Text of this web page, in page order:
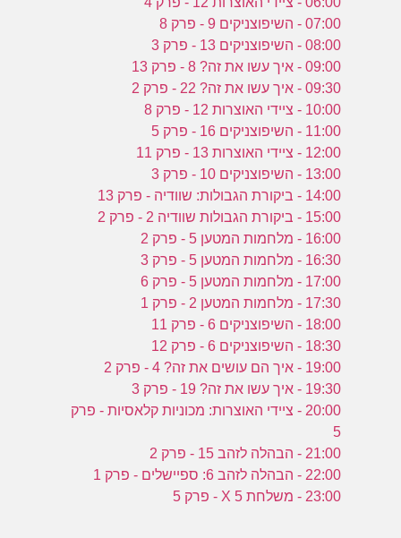
07:00 - השיפוצניקים 9 - פרק 8
08:00 - השיפוצניקים 13 - פרק 3
09:00 - איך עשו את זה? 8 - פרק 13
09:30 - איך עשו את זה? 22 - פרק 2
10:00 - ציידי האוצרות 12 - פרק 8
11:00 - השיפוצניקים 16 - פרק 5
12:00 - ציידי האוצרות 13 - פרק 11
13:00 - השיפוצניקים 10 - פרק 3
14:00 - ביקורת הגבולות: שוודיה - פרק 13
15:00 - ביקורת הגבולות שוודיה 2 - פרק 2
16:00 - מלחמות המטען 5 - פרק 2
16:30 - מלחמות המטען 5 - פרק 3
17:00 - מלחמות המטען 5 - פרק 6
17:30 - מלחמות המטען 2 - פרק 1
18:00 - השיפוצניקים 6 - פרק 11
18:30 - השיפוצניקים 6 - פרק 12
19:00 - איך הם עושים את זה? 4 - פרק 2
19:30 - איך עשו את זה? 19 - פרק 3
20:00 - ציידי האוצרות: מכוניות קלאסיות - פרק
5
21:00 - הבהלה לזהב 15 - פרק 2
22:00 - הבהלה לזהב 6: ספיישלים - פרק 1
23:00 - משלחת X 5 - פרק 5